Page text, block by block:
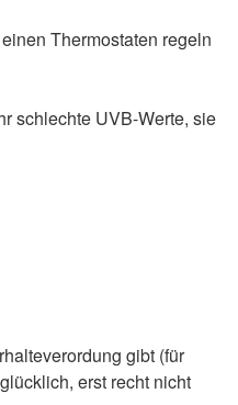
Thermostaten regeln
schlechte UVB-Werte, sie
gibt (für
erst recht nicht